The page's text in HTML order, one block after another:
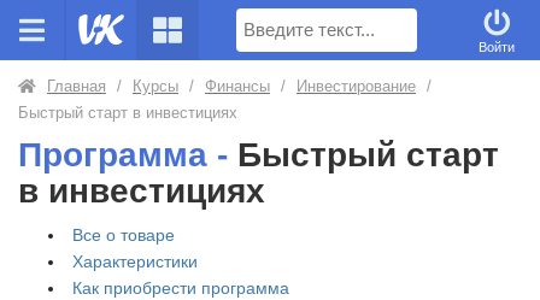
Поиск
Войти
Главная / Курсы / Финансы / Инвестирование /
Быстрый старт в инвестициях
Программа - Быстрый старт
в инвестициях
Все о товаре
Характеристики
Как приобрести программа